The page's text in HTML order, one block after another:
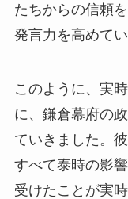
たちからの信頼
発言力を高めてい
このように、実
に、鎌倉幕府の
ていきました。
すべて泰時の影
受けたことが実